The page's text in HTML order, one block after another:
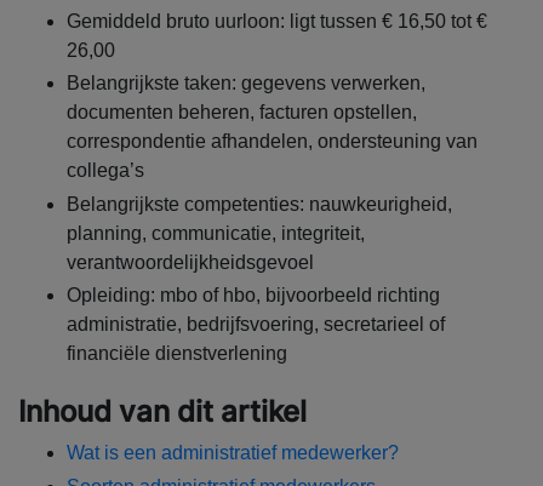
Gemiddeld bruto uurloon: ligt tussen € 16,50 tot €
26,00
Belangrijkste taken: gegevens verwerken,
documenten beheren, facturen opstellen,
correspondentie afhandelen, ondersteuning van
collega’s
Belangrijkste competenties: nauwkeurigheid,
planning, communicatie, integriteit,
verantwoordelijkheidsgevoel
Opleiding: mbo of hbo, bijvoorbeeld richting
administratie, bedrijfsvoering, secretarieel of
financiële dienstverlening
Inhoud van dit artikel
Wat is een administratief medewerker?